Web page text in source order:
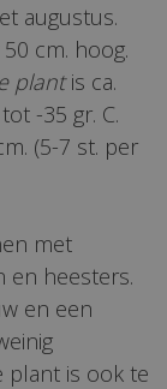
augustus.
cm. hoog.
plantis ca.
-35 gr. C.
(5-7 st. per
met
en heesters.
en een
plant is ook te